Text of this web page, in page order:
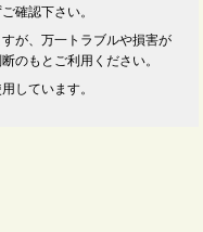
確認下さい。
が、万一トラブルや損害が
のもとご利用ください。
しています。